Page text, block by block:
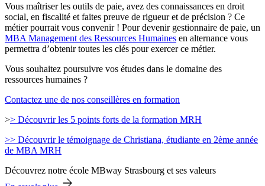
Vous maîtriser les outils de paie, avez des connaissances en droit
social, en fiscalité et faites preuve de rigueur et de précision ? Ce
métier pourrait vous convenir ! Pour devenir gestionnaire de paie, un
MBA Management des Ressources Humaines en alternance vous
permettra d’obtenir toutes les clés pour exercer ce métier.
Vous souhaitez poursuivre vos études dans le domaine des
ressources humaines ?
Contactez une de nos conseillères en formation
>> Découvrir les 5 points forts de la formation MRH
>> Découvrir le témoignage de Christiana, étudiante en 2ème année
de MBA MRH
Découvrez notre école MBway Strasbourg et ses valeurs